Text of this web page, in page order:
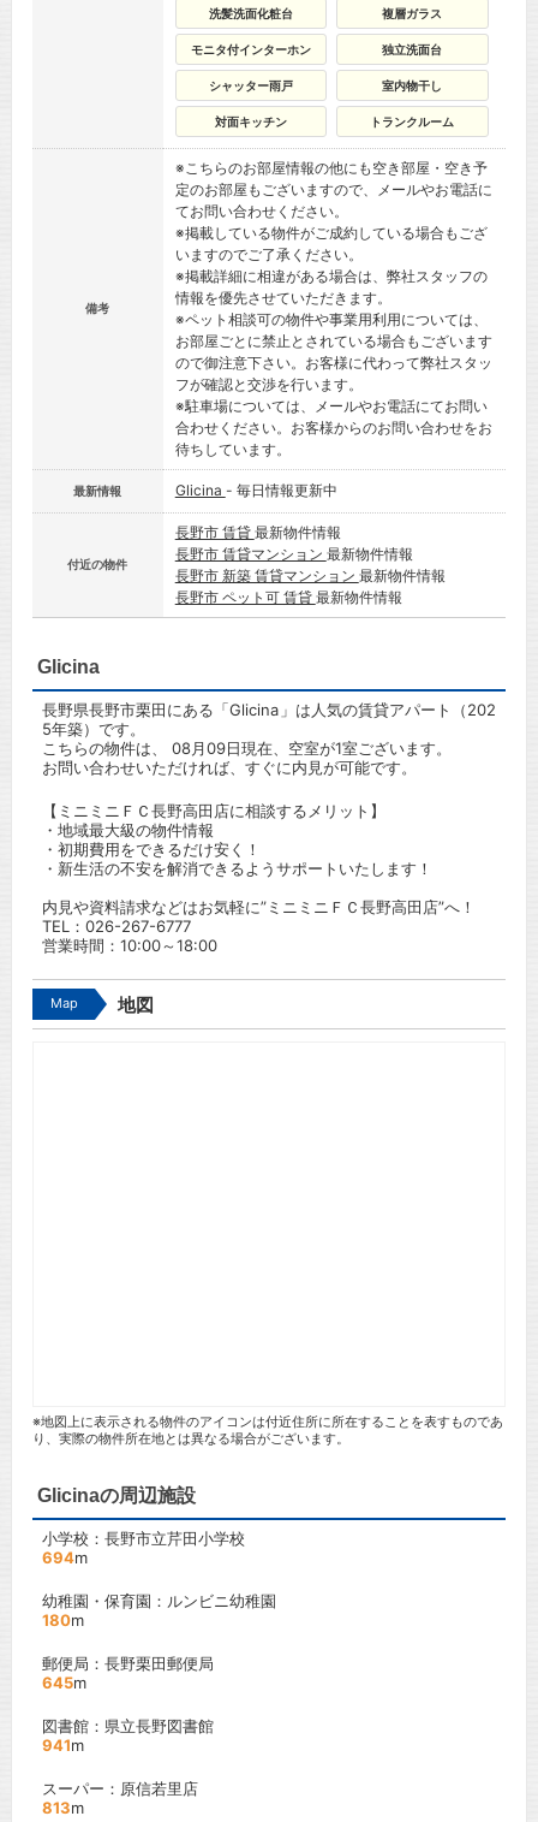
洗髪洗面化粧台 複層ガラス
モニタ付インターホン 独立洗面台
シャッター雨戸 室内物干し
対面キッチン トランクルーム
備考
※こちらのお部屋情報の他にも空き部屋・空き予
定のお部屋もございますので、メールやお電話に
てお問い合わせください。
※掲載している物件がご成約している場合もござ
いますのでご了承ください。
※掲載詳細に相違がある場合は、弊社スタッフの
情報を優先させていただきます。
※ペット相談可の物件や事業用利用については、
お部屋ごとに禁止とされている場合もございます
ので御注意下さい。お客様に代わって弊社スタッ
フが確認と交渉を行います。
※駐車場については、メールやお電話にてお問い
合わせください。お客様からのお問い合わせをお
待ちしています。
最新情報 Glicina - 毎日情報更新中
付近の物件
長野市 賃貸 最新物件情報
長野市 賃貸マンション 最新物件情報
長野市 新築 賃貸マンション 最新物件情報
長野市 ペット可 賃貸 最新物件情報
Glicina
長野県長野市栗田にある「Glicina」は人気の賃貸アパート（202
5年築）です。
こちらの物件は、 08月09日現在、空室が1室ございます。
お問い合わせいただければ、すぐに内見が可能です。
【ミニミニＦＣ長野高田店に相談するメリット】
・地域最大級の物件情報
・初期費用をできるだけ安く！
・新生活の不安を解消できるようサポートいたします！
内見や資料請求などはお気軽に”ミニミニＦＣ長野高田店”へ！
TEL： 026-267-6777
営業時間：10:00～18:00
Map 地図
※地図上に表示される物件のアイコンは付近住所に所在することを表すものであ
り、実際の物件所在地とは異なる場合がございます。
Glicinaの周辺施設
小学校：長野市立芹田小学校
694m
幼稚園・保育園：ルンビニ幼稚園
180m
郵便局：長野栗田郵便局
645m
図書館：県立長野図書館
941m
スーパー：原信若里店
813m